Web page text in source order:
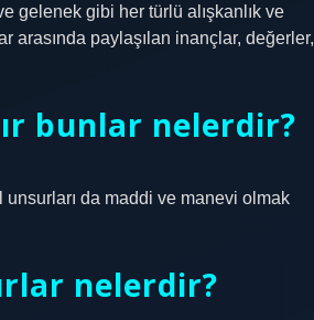
gelenek gibi her türlü alışkanlık ve
arasında paylaşılan inançlar, değerler,
bunlar nelerdir?
da maddi ve manevi olmak
nelerdir?